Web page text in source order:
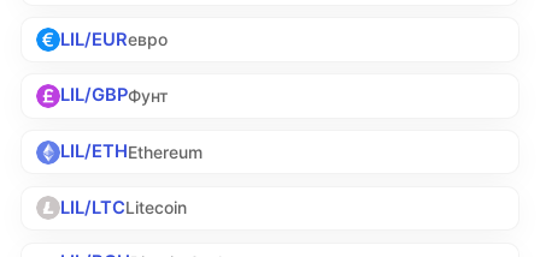
LIL/EURевро
LIL/GBPФунт
LIL/ETHEthereum
LIL/LTCLitecoin